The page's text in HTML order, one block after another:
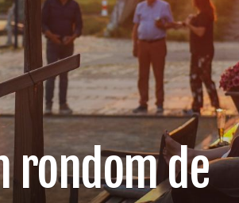
rondom de